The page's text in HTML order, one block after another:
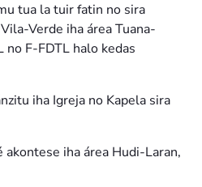
tua la tuir fatin no sira
Verde iha área Tuana-
F-FDTL halo kedas
iha Igreja no Kapela sira
iha área Hudi-Laran,